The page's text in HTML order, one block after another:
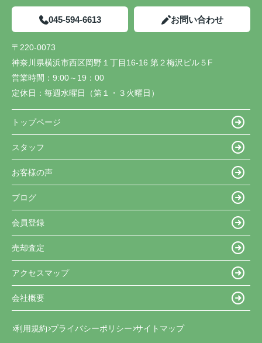
045-594-6613 お問い合わせ
〒220-0073
神奈川県横浜市西区岡野１丁目16-16 第２梅沢ビル５F
営業時間： 9:00～19：00
定休日： 毎週水曜日（第１・３火曜日）
トップページ
スタッフ
お客様の声
ブログ
会員登録
売却査定
アクセスマップ
会社概要
利用規約 プライバシーポリシー サイトマップ